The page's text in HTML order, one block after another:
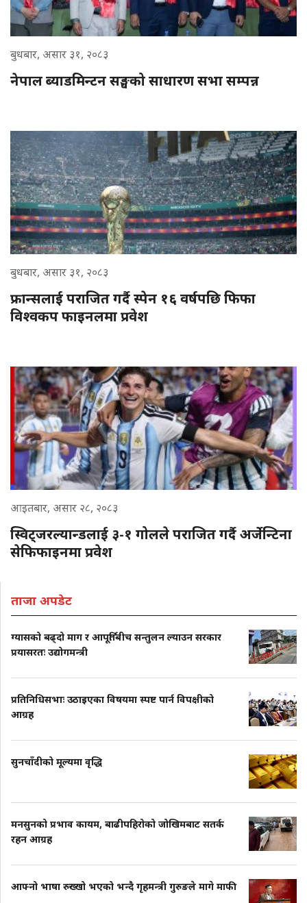
बुधबार, असार ३१, २०८३
नेपाल ब्याडमिन्टन सङ्घको साधारण सभा सम्पन्न
बुधबार, असार ३१, २०८३
फ्रान्सलाई पराजित गर्दै स्पेन १६ वर्षपछि फिफा
विश्वकप फाइनलमा प्रवेश
आइतबार, असार २८, २०८३
स्विट्जरल्यान्डलाई ३-१ गोलले पराजित गर्दै अर्जेन्टिना
सेफिफाइनमा प्रवेश
ताजा अपडेट
ग्यासको बढ्दो माग र आपूर्तिबीच सन्तुलन ल्याउन सरकार
प्रयासरतः उद्योगमन्त्री
प्रतिनिधिसभाः उठाइएका विषयमा स्पष्ट पार्न विपक्षीको
आग्रह
सुनचाँदीको मूल्यमा वृद्धि
मनसुनको प्रभाव कायम, बाढीपहिरोको जोखिमबाट सतर्क
रहन आग्रह
आफ्नो भाषा रुख्खो भएको भन्दै गृहमन्त्री गुरुङले मागे माफी